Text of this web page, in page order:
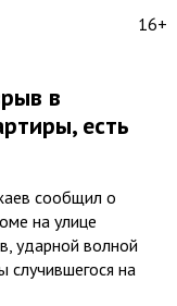
16+
в
есть
сообщил о
на улице
ударной волной
на